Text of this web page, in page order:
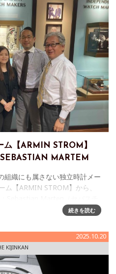
ム【ARMIN STROM】
MARTEM
組織にも属さない独立時計メー
ム【ARMIN STROM】から、
続きを読む
2025.10.20
KIJINKAN